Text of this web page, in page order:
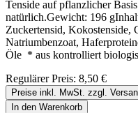
Tenside auf pflanzlicher
natürlich.Gewicht: 196
Zuckertensid,
Natriumbenzoat,
Öle * aus kontrolliert
Regulärer Preis: 8,50 €
Preise inkl. MwSt. zzgl.
In den Warenkorb